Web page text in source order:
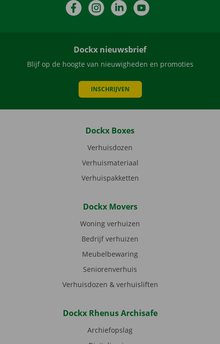
FacebookInstagramLinkedIn
Dockx nieuwsbrief
Blijf op de hoogte van nieuwigheden en promoties
INSCHRIJVEN
Dockx Boxes
Verhuisdozen
Verhuismateriaal
Verhuispakketten
Dockx Movers
Woning verhuizen
Bedrijf verhuizen
Meubelbewaring
Seniorenverhuis
Verhuisdozen & verhuisliften
Dockx Rhenus Archisafe
Archiefopslag